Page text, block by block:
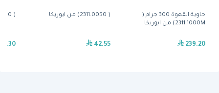
حاوية القهوة 300 جرام (
2311.1000M) من ايوريكا
239.20
( 2311.0050) من ايوريكا
42.55
( MAC50) من ايوريكا